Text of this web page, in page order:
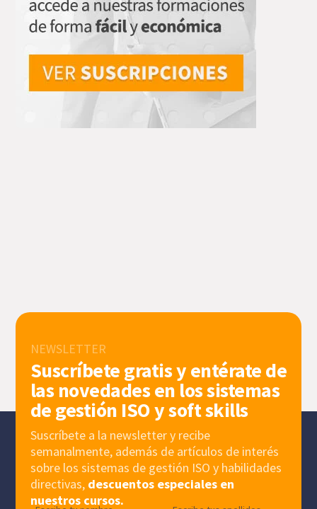
NEWSLETTER
Suscríbete gratis y entérate de
las novedades en los sistemas
de gestión ISO y soft skills
Suscríbete a la newsletter y recibe
semanalmente, además de artículos de interés
sobre los sistemas de gestión ISO y habilidades
directivas, descuentos especiales en
nuestros cursos.